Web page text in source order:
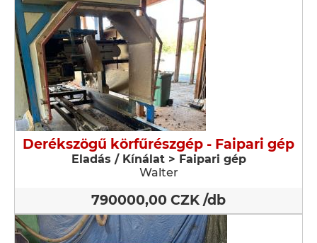
Derékszögű körfűrészgép - Faipari gép
Eladás / Kínálat > Faipari gép
Walter
790000,00 CZK /db